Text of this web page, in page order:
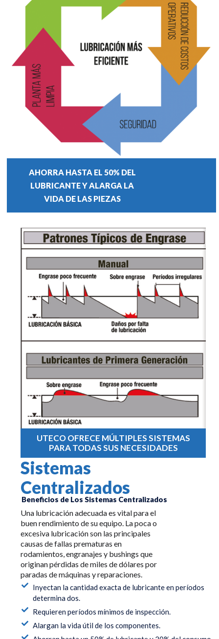
AHORRA HASTA EL 50% DEL
LUBRICANTE Y ALARGA LA
VIDA DE LAS PIEZAS
UTECO OFRECE MÚLTIPLES SISTEMAS
PARA TODAS SUS NECESIDADES
Sistemas
Centralizados
Beneficios de Los Sistemas Centralizados
Una lubricación adecuada es vital para el
buen rendimiento de su equipo. La poca o
excesiva lubricación son las principales
causas de fallas prematuras en
rodamientos, engranajes y bushings que
originan pérdidas de miles de dólares por
paradas de máquinas y reparaciones.
Inyectan la cantidad exacta de lubricante en períodos
determina dos.
Requieren períodos mínimos de inspección.
Alargan la vida útil de los componentes.